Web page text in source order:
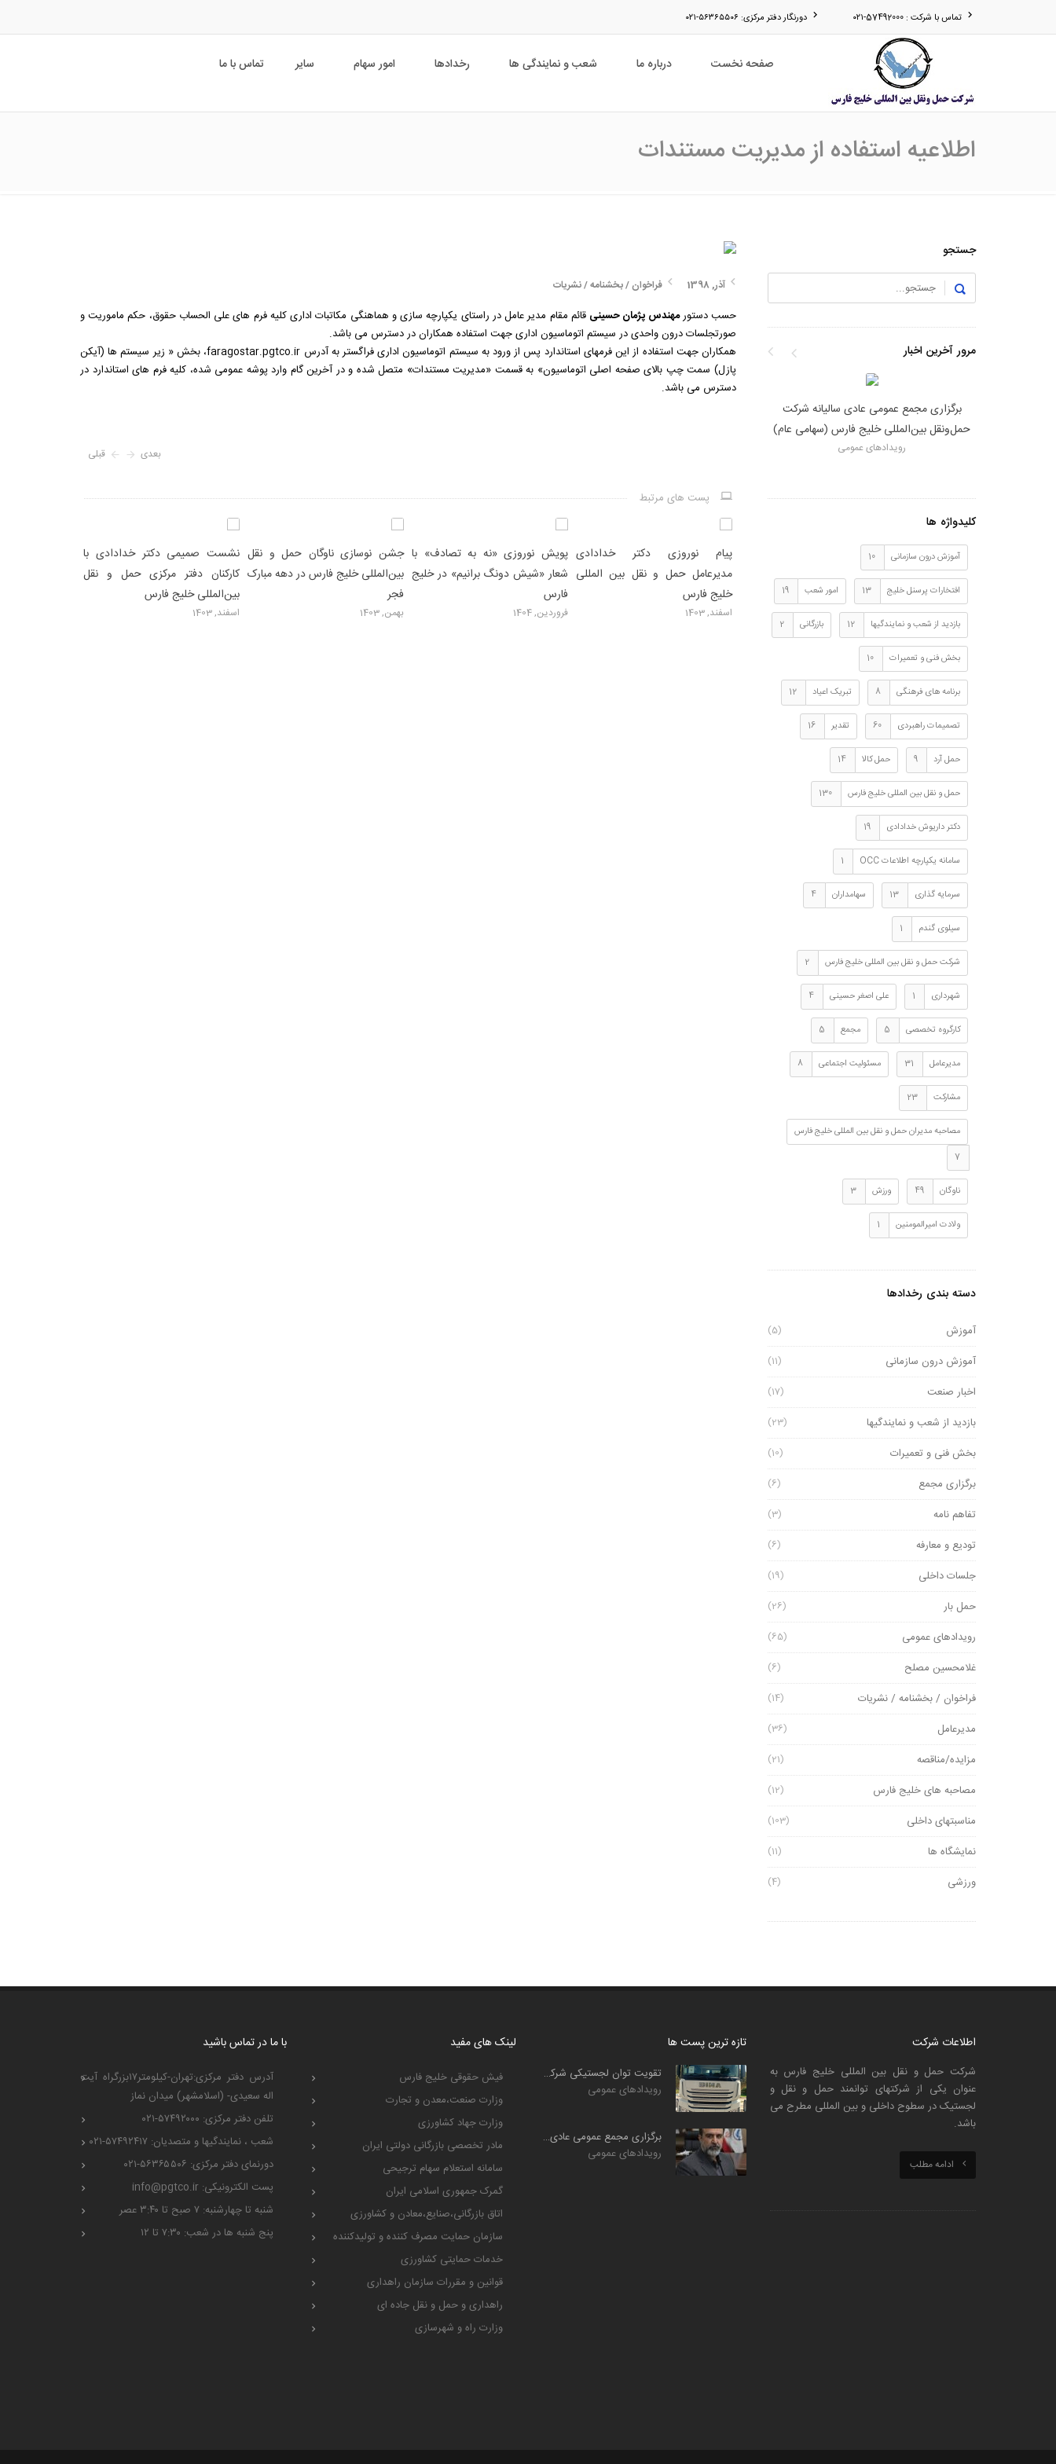
تماس با شرکت : 57492000-۰۲۱ دورنگار دفتر مرکزی: ۵۶۳۶۵۵۰۶-۰۲۱
صفحه نخست درباره ما شعب و نمایندگی ها رخدادها امور سهام سایر تماس با ما
اطلاعیه استفاده از مدیریت مستندات
آذر, 1398 فراخوان / بخشنامه / نشریات
حسب دستورمهندس پژمان حسینی قائم مقام مدیر عامل در راستای یکپارچه سازی و هماهنگی مکاتبات اداری کلیه فرم های علی الحساب حقوق، حکم ماموریت و
صورتجلسات درون واحدی در سیستم اتوماسیون اداری جهت استفاده همکاران در دسترس می باشد.
همکاران جهت استفاده از این فرمهای استاندارد پس از ورود به سیستم اتوماسیون اداری فراگستر به آدرس faragostar.pgtco.ir، بخش « زیر سیستم ها (آیکن
پازل) سمت چپ بالای صفحه اصلی اتوماسیون» به قسمت «مدیریت مستندات» متصل شده و در آخرین گام وارد پوشه عمومی شده، کلیه فرم های استاندارد در
دسترس می باشد.
قبلی بعدی
پست های مرتبط
تبریک روز کارگر به قلم دکتر
خدادادی،مدیرعامل شرکت حمل و
نقل بین المللی خلیج فارس
اردیبهشت, 1404
پیام نوروزی دکتر خدادادی
مدیرعامل حمل و نقل بین المللی
خلیج فارس
اسفند, 1403
پویش نوروزی «نه به تصادف» با
شعار «شیش دونگ برانیم» در خلیج
فارس
فروردین, 1404
جشن نوسازی ناوگان حمل و نقل
بین‌المللی خلیج فارس در دهه مبارک
فجر
بهمن, 1403
نشست صمیمی دکتر خدادادی با
کارکنان دفتر مرکزی حمل و نقل
بین‌المللی خلیج فارس
اسفند, 1403
جستجو
مرور آخرین اخبار
برگزاری مجمع عمومی عادی سالیانه شرکت
حمل‌ونقل بین‌المللی خلیج فارس (سهامی عام)
رویدادهای عمومی
کلیدواژه ها
آموزش درون سازمانی 10
افتخارات پرسنل خلیج 13 امور شعب 19
بازدید از شعب و نمایندگیها 12 بازرگانی 2
بخش فنی و تعمیرات 10
برنامه های فرهنگی 8 تبریک اعیاد 12
تصمیمات راهبردی 60 تقدیر 16
حمل آرد 9 حمل کالا 14
حمل و نقل بین المللی خلیج فارس 130
دکتر داریوش خدادادی 19
سامانه یکپارچه اطلاعات OCC 1
سرمایه گذاری 13 سهامداران 4
سیلوی گندم 1
شرکت حمل و نقل بین المللی خلیج فارس 2
شهرداری 1 علی اصغر حسینی 4
کارگروه تخصصی 5 مجمع 5
مدیرعامل 31 مسئولیت اجتماعی 8
مشارکت 23
مصاحبه مدیران حمل و نقل بین المللی خلیج فارس
7
ناوگان 49 ورزش 3
ولادت امیرالمومنین 1
دسته بندی رخدادها
آموزش (5)
آموزش درون سازمانی (11)
اخبار صنعت (17)
بازدید از شعب و نمایندگیها (23)
بخش فنی و تعمیرات (10)
برگزاری مجمع (6)
تفاهم نامه (3)
تودیع و معارفه (6)
جلسات داخلی (19)
حمل بار (26)
رویدادهای عمومی (65)
غلامحسین مصلح (6)
فراخوان / بخشنامه / نشریات (14)
مدیرعامل (36)
مزایده/مناقصه (21)
مصاحبه های خلیج فارس (12)
مناسبتهای داخلی (103)
نمایشگاه ها (11)
ورزشی (4)
اطلاعات شرکت
شرکت حمل و نقل بین المللی خلیج فارس به
عنوان یکی از شرکتهای توانمند حمل و نقل و
لجستیک در سطوح داخلی و بین المللی مطرح می
باشد.
ادامه مطلب
تازه ترین پست ها
تقویت توان لجستیکی شرکت حمل‌ونقل بین‌المللی خلیج فارس ...
رویدادهای عمومی
برگزاری مجمع عمومی عادی سالیانه شرکت حمل‌ونقل بین‌المللی ...
رویدادهای عمومی
لینک های مفید
فیش حقوقی خلیج فارس
وزارت صنعت،معدن و تجارت
وزارت جهاد کشاورزی
مادر تخصصی بازرگانی دولتی ایران
سامانه استعلام سهام ترجیحی
گمرک جمهوری اسلامی ایران
اتاق بازرگانی،صنایع،معادن و کشاورزی
سازمان حمایت مصرف کننده و تولیدکننده
خدمات حمایتی کشاورزی
قوانین و مقررات سازمان راهداری
راهداری و حمل و نقل جاده ای
وزارت راه و شهرسازی
با ما در تماس باشید
آدرس دفتر مرکزی:تهران-کیلومتر۱۷بزرگراه آیت
اله سعیدی- (اسلامشهر) میدان نماز
تلفن دفتر مرکزی: ۵۷۴۹۲۰۰۰-۰۲۱
شعب ، نمایندگیها و متصدیان: ۵۷۴۹۲۴۱۷-۰۲۱
دورنمای دفتر مرکزی: ۵۶۳۶۵۵۰۶-۰۲۱
پست الکترونیکی: info@pgtco.ir
شنبه تا چهارشنبه: ۷ صبح تا ۳:۴۰ عصر
پنج شنبه ها در شعب: ۷:۳۰ تا ۱۲